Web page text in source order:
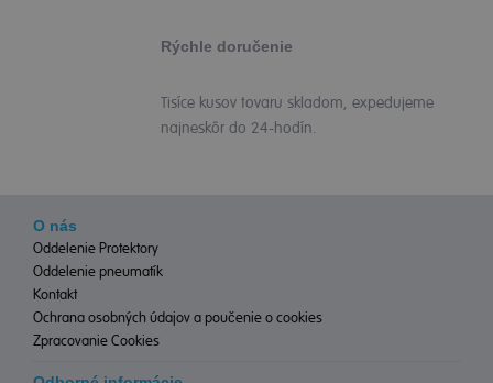
Rýchle doručenie
Tisíce kusov tovaru skladom, expedujeme
najneskôr do 24-hodín.
O nás
Oddelenie Protektory
Oddelenie pneumatík
Kontakt
Ochrana osobných údajov a poučenie o cookies
Zpracovanie Cookies